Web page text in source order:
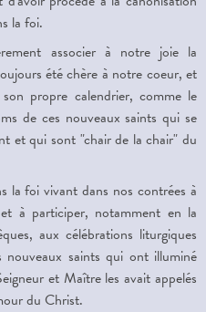
la foi.
associer à notre joie la
été chère à notre coeur, et
propre calendrier, comme le
de ces nouveaux saints qui se
et qui sont "chair de la chair" du
la foi vivant dans nos contrées à
à participer, notamment en la
aux célébrations liturgiques
nouveaux saints qui ont illuminé
et Maître les avait appelés
du Christ.